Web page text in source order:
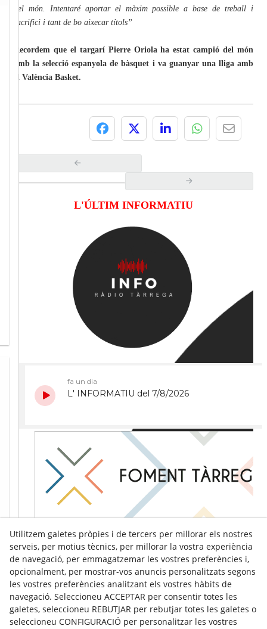
del món. Intentaré aportar el màxim possible a base de treball i
sacrifici i tant de bo aixecar títols”
Recordem que el targarí Pierre Oriola ha estat campió del món
amb la selecció espanyola de bàsquet i va guanyar una lliga amb
el València Basket.
L'ÚLTIM INFORMATIU
Utilitzem galetes pròpies i de tercers per millorar els nostres
serveis, per motius tècnics, per millorar la vostra experiència
de navegació, per emmagatzemar les vostres preferències i,
opcionalment, per mostrar-vos anuncis personalitzats segons
les vostres preferències analitzant els vostres hàbits de
navegació. Seleccioneu ACCEPTAR per consentir totes les
galetes, seleccioneu REBUTJAR per rebutjar totes les galetes o
seleccioneu CONFIGURACIÓ per personalitzar les vostres